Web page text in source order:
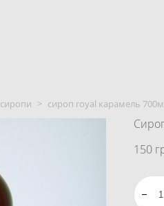
cиропи > сироп royal карамель
150